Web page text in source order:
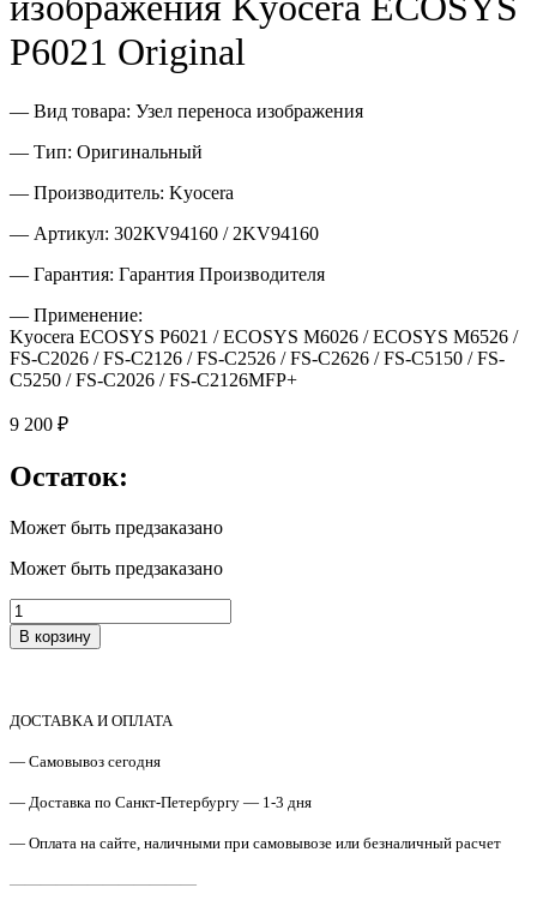
P6021 Original
— Вид товара: Узел переноса изображения
— Тип: Оригинальный
— Производитель: Kyocera
— Артикул: 302КV94160 / 2KV94160
— Гарантия: Гарантия Производителя
— Применение:
Kyocera ECOSYS P6021 / ECOSYS M6026 / ECOSYS M6526 /
FS-C2026 / FS-C2126 / FS-C2526 / FS-C2626 / FS-C5150 / FS-
C5250 / FS-C2026 / FS-C2126MFP+
9 200 ₽
Остаток:
Может быть предзаказано
Может быть предзаказано
Количество
товара
302KV94160
изображения
ECOSYS
Original
В корзину
ДОСТАВКА И ОПЛАТА
— Самовывоз сегодня
— Доставка по Санкт-Петербургу — 1-3 дня
— Оплата на сайте, наличными при самовывозе или безналичный расчет
————————————